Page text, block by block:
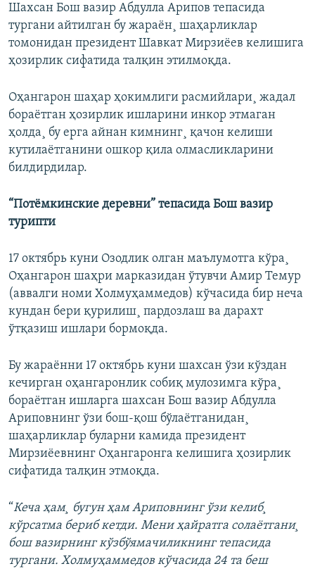
Шахсан Бош вазир Абдулла Арипов тепасида
тургани айтилган бу жараëн¸ шаҳарликлар
томонидан президент Шавкат Мирзиëев келишига
ҳозирлик сифатида талқин этилмоқда.
Оҳангарон шаҳар ҳокимлиги расмийлари¸ жадал
бораëтган ҳозирлик ишларини инкор этмаган
ҳолда¸ бу ерга айнан кимнинг¸ қачон келиши
кутилаëтганини ошкор қила олмасликларини
билдирдилар.
“Потëмкинские деревни” тепасида Бош вазир
турипти
17 октябрь куни Озодлик олган маълумотга кўра¸
Оҳангарон шаҳри марказидан ўтувчи Амир Темур
(аввалги номи Холмуҳаммедов) кўчасида бир неча
кундан бери қурилиш¸ пардозлаш ва дарахт
ўтқазиш ишлари бормоқда.
Бу жараëнни 17 октябрь куни шахсан ўзи кўздан
кечирган оҳангаронлик собиқ мулозимга кўра¸
бораëтган ишларга шахсан Бош вазир Абдулла
Ариповнинг ўзи бош-қош бўлаëтганидан¸
шаҳарликлар буларни камида президент
Мирзиëевнинг Оҳангаронга келишига ҳозирлик
сифатида талқин этмоқда.
“Кеча ҳам¸ бугун ҳам Ариповнинг ўзи келиб¸
кўрсатма бериб кетди. Мени ҳайратга солаëтгани¸
бош вазирнинг кўзбўямачиликнинг тепасида
тургани. Холмуҳаммедов кўчасида 24 та беш